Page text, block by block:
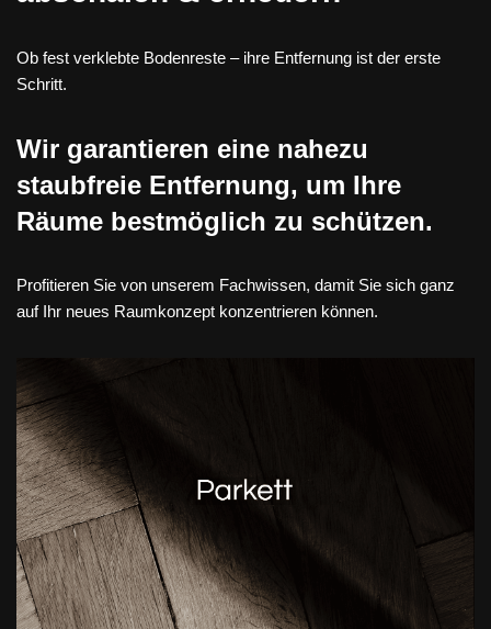
Ob fest verklebte Bodenreste – ihre Entfernung ist der erste
Schritt.
Wir garantieren eine nahezu
staubfreie Entfernung, um Ihre
Räume bestmöglich zu schützen.
Profitieren Sie von unserem Fachwissen, damit Sie sich ganz
auf Ihr neues Raumkonzept konzentrieren können.